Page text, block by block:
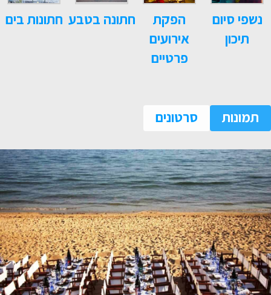
נשפי סיום
תיכון
הפקת
אירועים
פרטיים
חתונה בטבע חתונות בים
תמונות סרטונים